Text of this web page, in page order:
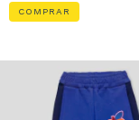
COMPRAR